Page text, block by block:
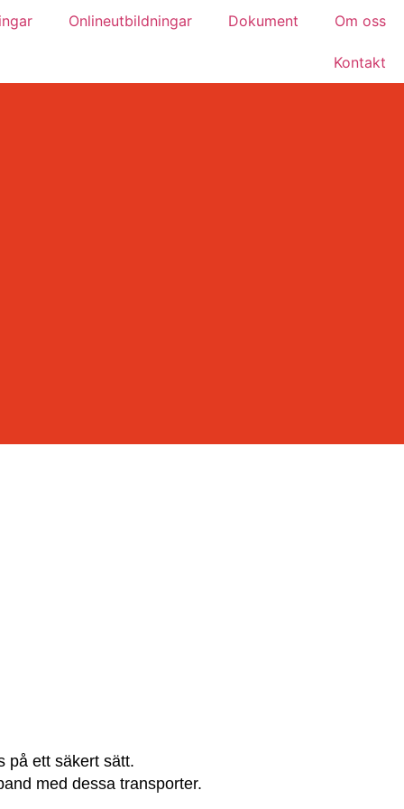
Onlineutbildningar Dokument Om oss
Kontakt
på ett säkert sätt.
med dessa transporter.